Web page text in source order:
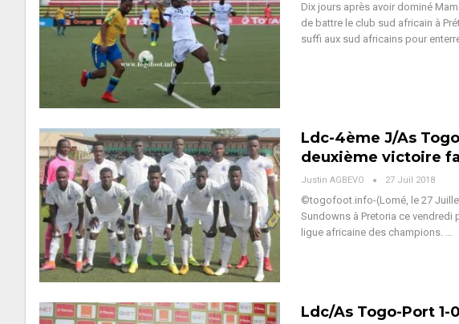
Dix jours après avoir dominé
de battre le club sud africain à
suffi aux sud africains pour
Ldc-4ème J/As
deuxième victoire
Justin AGBEVO 27 Juil 2018
©togofoot.info-(Lomé, le 27
Sundowns à Pretoria ce
ligue africaine des champions. …
Ldc/As Togo-Port